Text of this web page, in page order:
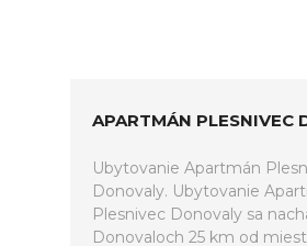
APARTMÁN PLESNIVEC
Ubytovanie Apartmán
Donovaly. Ubytovanie
Plesnivec Donovaly sa
Donovaloch 25 km od